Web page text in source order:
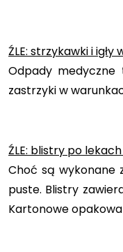
ŹLE: strzykawki i
Odpady
zastrzyki w
ŹLE: blistry po
Choć są wykonane
puste. Blistry
Kartonowe